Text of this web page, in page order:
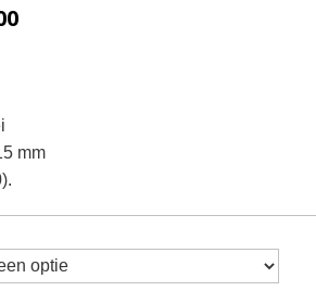
Prijsklasse:
mm